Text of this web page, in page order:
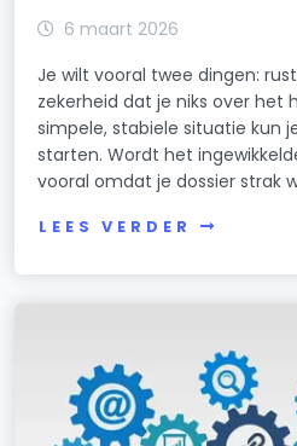
6 maart 2026
Je wilt vooral twee dingen:
zekerheid dat je niks over het
simpele, stabiele situatie kun
starten. Wordt het
vooral omdat je dossier strak
LEES VERDER